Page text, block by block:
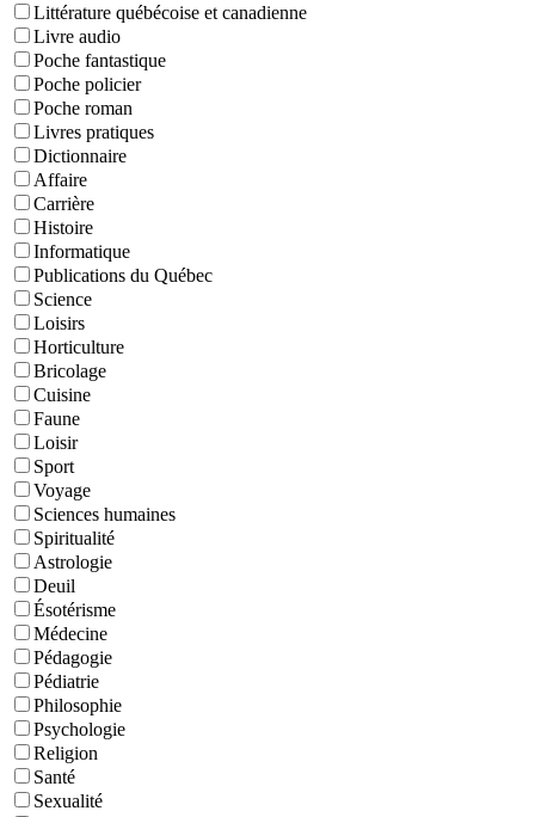
Littérature québécoise et canadienne
Livre audio
Poche fantastique
Poche policier
Poche roman
Livres pratiques
Dictionnaire
Affaire
Carrière
Histoire
Informatique
Publications du Québec
Science
Loisirs
Horticulture
Bricolage
Cuisine
Faune
Loisir
Sport
Voyage
Sciences humaines
Spiritualité
Astrologie
Deuil
Ésotérisme
Médecine
Pédagogie
Pédiatrie
Philosophie
Psychologie
Religion
Santé
Sexualité